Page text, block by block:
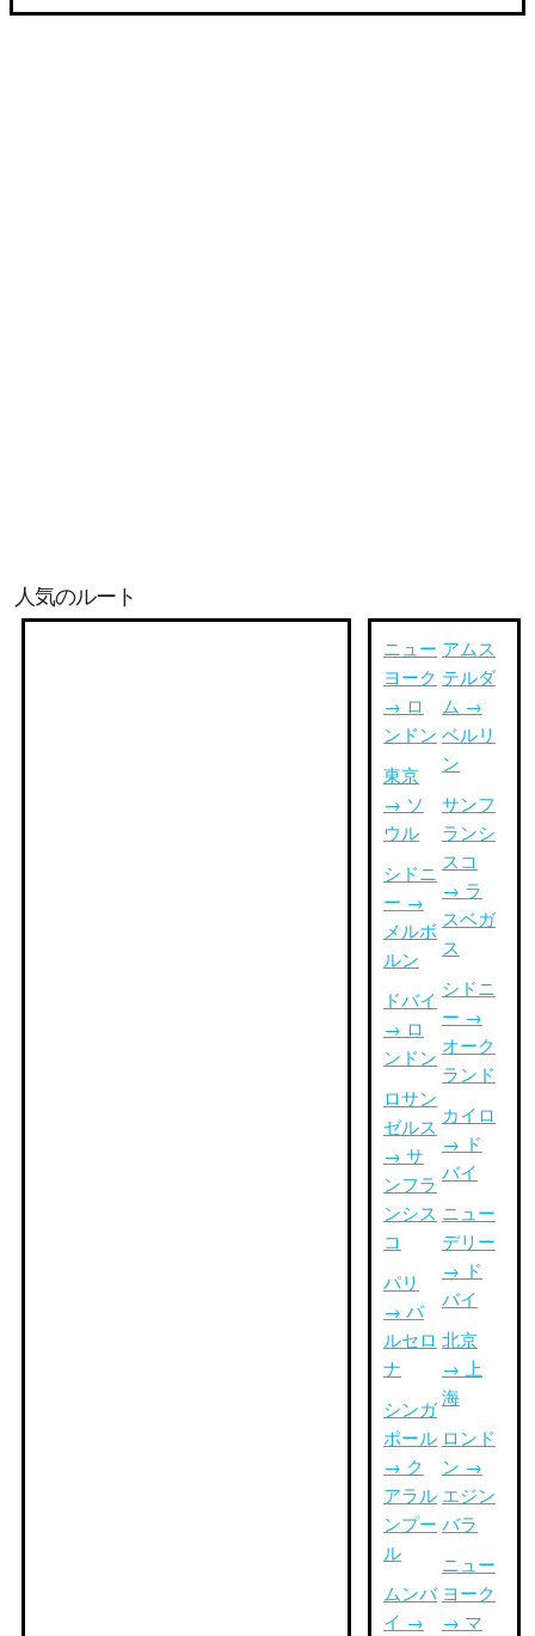
人気のルート
ニュー
ヨーク
→ ロ
ンドン
東京
→ ソ
ウル
シドニ
ー →
メルボ
ルン
ドバイ
→ ロ
ンドン
ロサン
ゼルス
→ サ
ンフラ
ンシス
コ
パリ
→ バ
ルセロ
ナ
シンガ
ポール
→ ク
アラル
ンプー
ル
ムンバ
イ →
アムス
テルダ
ム →
ベルリ
ン
サンフ
ランシ
スコ
→ ラ
スベガ
ス
シドニ
ー →
オーク
ランド
カイロ
→ ド
バイ
ニュー
デリー
→ ド
バイ
北京
→ 上
海
ロンド
ン →
エジン
バラ
ニュー
ヨーク
→ マ